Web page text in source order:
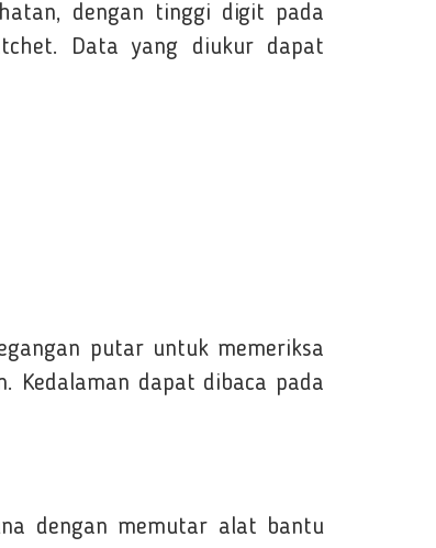
dengan tinggi digit pada
Data yang diukur dapat
putar untuk memeriksa
Kedalaman dapat dibaca pada
dengan memutar alat bantu